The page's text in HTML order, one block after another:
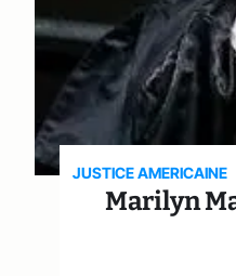
JUSTICE AMERICAINE
Marilyn